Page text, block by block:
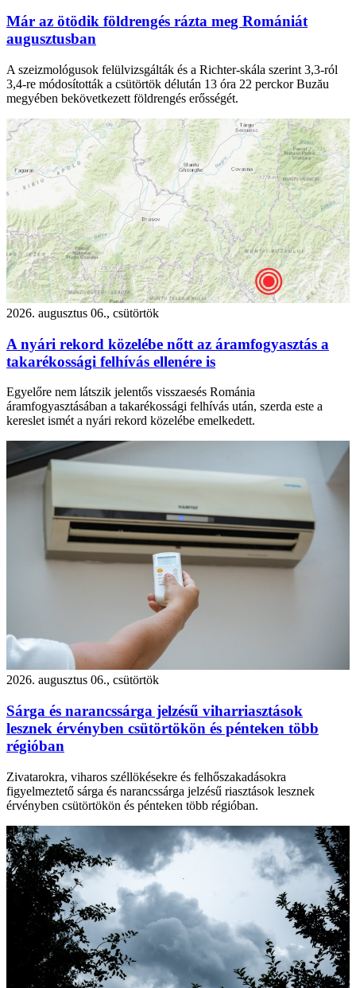
Már az ötödik földrengés rázta meg Romániát
augusztusban
A szeizmológusok felülvizsgálták és a Richter-skála szerint 3,3-ról
3,4-re módosították a csütörtök délután 13 óra 22 perckor Buzău
megyében bekövetkezett földrengés erősségét.
2026. augusztus 06., csütörtök
A nyári rekord közelébe nőtt az áramfogyasztás a
takarékossági felhívás ellenére is
Egyelőre nem látszik jelentős visszaesés Románia
áramfogyasztásában a takarékossági felhívás után, szerda este a
kereslet ismét a nyári rekord közelébe emelkedett.
2026. augusztus 06., csütörtök
Sárga és narancssárga jelzésű viharriasztások
lesznek érvényben csütörtökön és pénteken több
régióban
Zivatarokra, viharos széllökésekre és felhőszakadásokra
figyelmeztető sárga és narancssárga jelzésű riasztások lesznek
érvényben csütörtökön és pénteken több régióban.